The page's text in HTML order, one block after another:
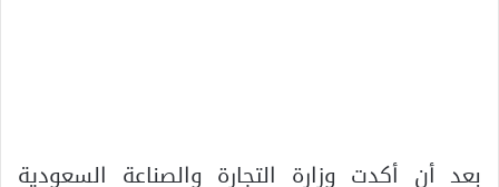
بعد أن أكدت وزارة التجارة والصناعة السعودية